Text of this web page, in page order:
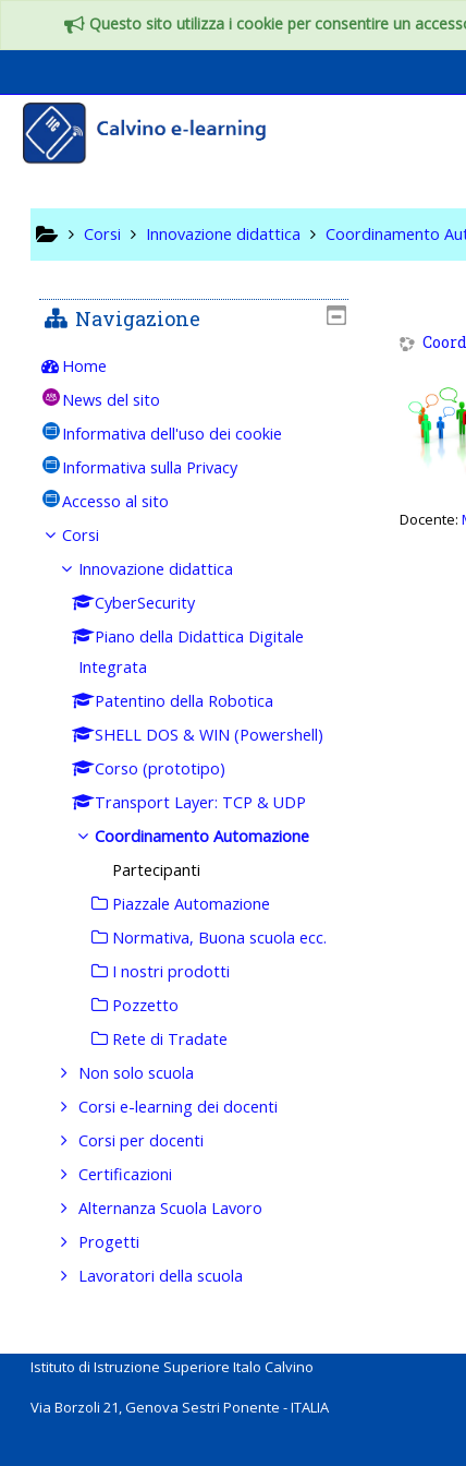
Questo sito utilizza i cookie per consentire un
Corsi Innovazione didattica Coordinamento
Docente:
Navigazione
Home
News del sito
Informativa dell'uso dei cookie
Informativa sulla Privacy
Accesso al sito
Corsi
Innovazione didattica
CyberSecurity
Piano della Didattica Digitale
Integrata
Patentino della Robotica
SHELL DOS & WIN (Powershell)
Corso (prototipo)
Transport Layer: TCP & UDP
Coordinamento Automazione
Partecipanti
Piazzale Automazione
Normativa, Buona scuola ecc.
I nostri prodotti
Pozzetto
Rete di Tradate
Non solo scuola
Corsi e-learning dei docenti
Corsi per docenti
Certificazioni
Alternanza Scuola Lavoro
Progetti
Lavoratori della scuola
Istituto di Istruzione Superiore Italo Calvino
Via Borzoli 21, Genova Sestri Ponente - ITALIA